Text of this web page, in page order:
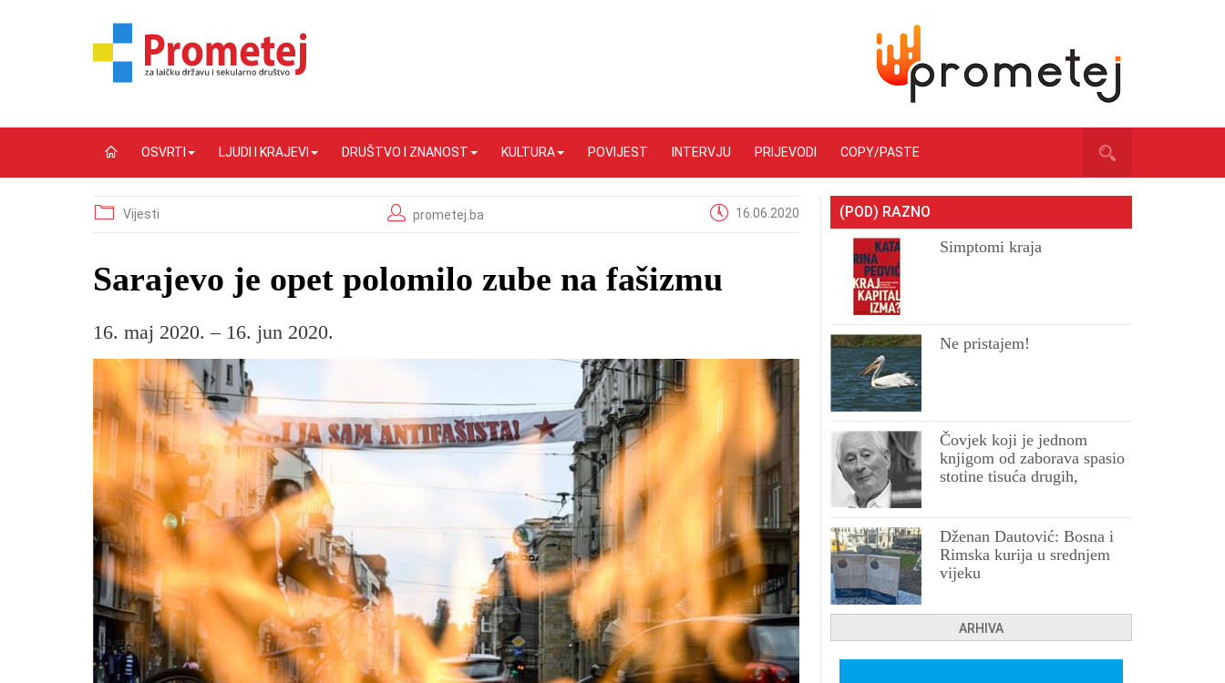
OSVRTI LJUDI I KRAJEVI DRUŠTVO I ZNANOST KULTURA POVIJEST INTERVJU PRIJEVODI COPY/PASTE
Vijesti prometej.ba 16.06.2020
Sarajevo je opet polomilo zube na fašizmu
16. maj 2020. – 16. jun 2020.
(POD) RAZNO
Simptomi kraja
Ne pristajem!
Čovjek koji je jednom
knjigom od zaborava spasio
stotine tisuća drugih,
Dženan Dautović: Bosna i
Rimska kurija u srednjem
vijeku
ARHIVA